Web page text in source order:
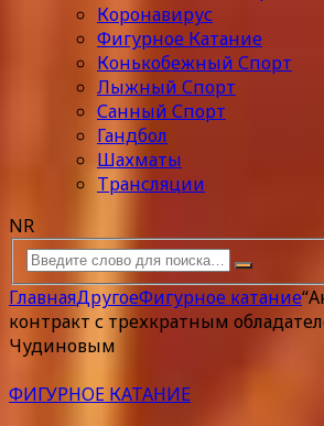
Коронавирус
Фигурное Катание
Конькобежный Спорт
Лыжный Спорт
Санный Спорт
Гандбол
Шахматы
Трансляции
NR
ГлавнаяДругоеФигурное катание
контракт с трехкратным
Чудиновым
ФИГУРНОЕ КАТАНИЕ